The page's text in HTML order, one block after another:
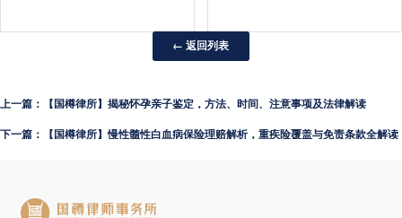
← 返回列表
上一篇：【国樽律所】揭秘怀孕亲子鉴定，方法、时间、注意事项及法律解读
下一篇：【国樽律所】慢性髓性白血病保险理赔解析，重疾险覆盖与免责条款全解读